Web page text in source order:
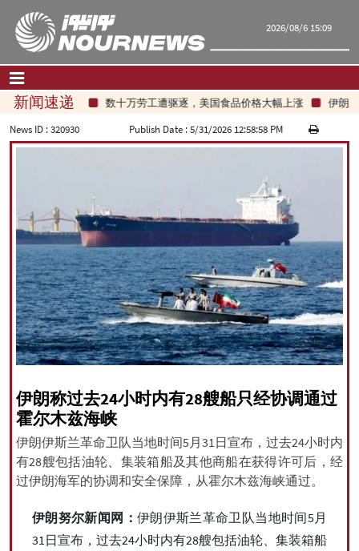
2026/08/6 15:09
首页 联系我们|关于我们
经济
文化.社会
世界
旅游
|فارسی|English|العربیه|
|עברית|русский|中文|
All rights reserved for NourNews
Copyright © 2021 www.nournews.ir
新闻速递 数十万劳工遭驱逐，美国食品价格大幅上涨
伊朗总
News ID :320930 Publish Date :5/31/2026 12:58:58 PM
伊朗称过去24小时内有28艘船只经协调通过
霍尔木兹海峡
伊朗伊斯兰革命卫队当地时间5月31日宣布，过去24小时内
有28艘包括油轮、集装箱船及其他商船在获得许可后，经
过伊朗海军的协调和安全保障，从霍尔木兹海峡通过。
伊朗努尔新闻网： 伊朗伊斯兰革命卫队当地时间5月
31日宣布，过去24小时内有28艘包括油轮、集装箱船